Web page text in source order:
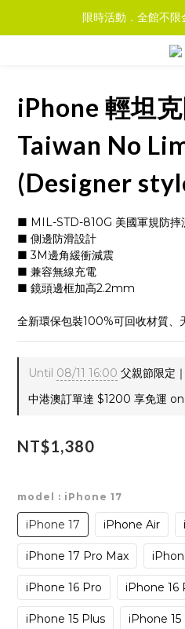
限時活動．全館不
iPhone 輕坦
Taiwan No
(Designer
■ MIL-STD-810G 美國軍規防摔
■ 側邊防滑設計
■ 3M邊角緩衝減震
■ 兼容無線充電
■ 鏡頭邊框加高2.2mm
全新環保包裝100%可回收材質、
Until 08/11 16:00 父親節限定
中港澳訂單達 $1200 享免運
NT$1,380
model : iPhone 17
iPhone 17 iPhone Air
iPhone 17 Pro Max
iPhone 16 Pro iPhone 16
iPhone 15 Plus iPhone 15